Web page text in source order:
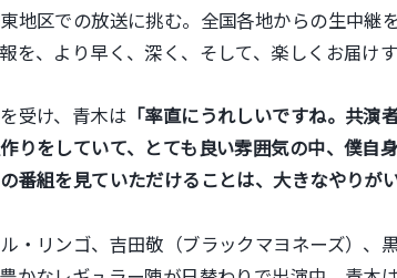
地区での放送に挑む。全国各地からの生中継
を、より早く、深く、そして、楽しくお届けす
受け、青木は 「率直にうれしいですね。共演
りをしていて、とても良い雰囲気の中、僕自
番組を見ていただけることは、大きなやりが
・リンゴ、吉田敬（ブラックマヨネーズ）、